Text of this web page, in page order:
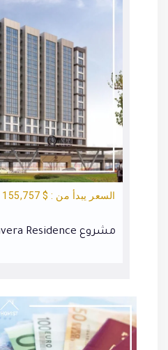
السعر يبدأ من : $ 155,757
مشروع Mavera Residence